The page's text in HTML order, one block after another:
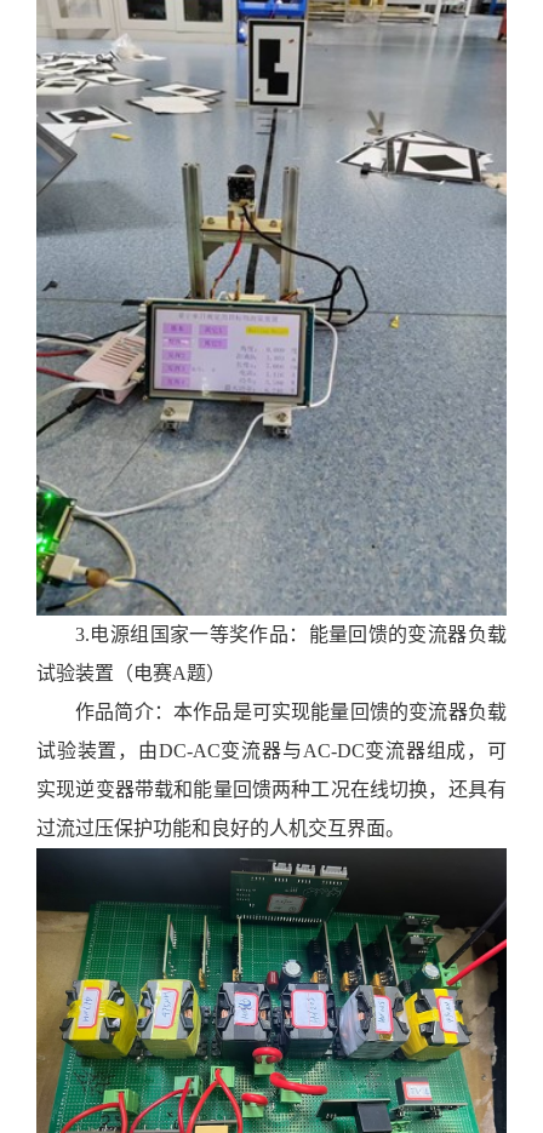
3.电源组国家一等奖作品：能量回馈的变流器负载
试验装置（电赛A题）
作品简介： 本作品是可实现能量回馈的变流器负载
试验装置 ，由DC-AC变流器与AC-DC变流器组成， 可
实现逆变器带载和能量回馈两种工况在线切换，还具有
过流过压保护功能和良好的人机交互界面。